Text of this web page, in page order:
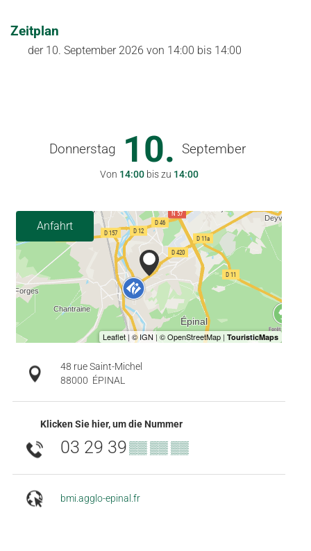
Zeitplan
der 10. September 2026 von 14:00 bis 14:00
Donnerstag 10. September
Von 14:00 bis zu 14:00
Anfahrt
48 rue Saint-Michel
88000 ÉPINAL
Klicken Sie hier, um die Nummer
03 29 39▒▒ ▒▒ ▒▒
bmi.agglo-epinal.fr